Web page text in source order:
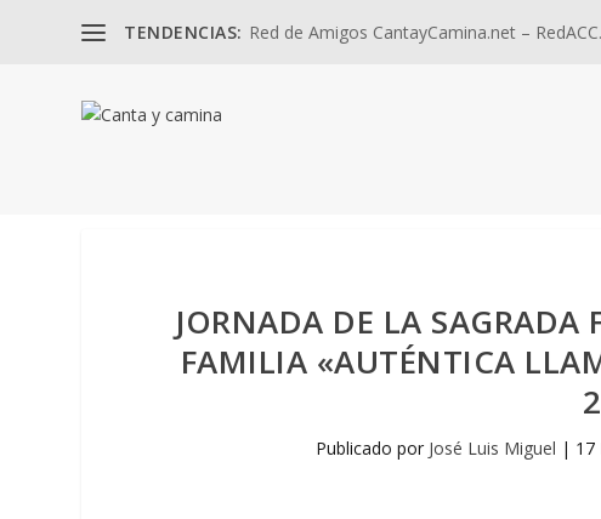
TENDENCIAS: Red de Amigos CantayCamina.net –
JORNADA DE LA
FAMILIA «AUTÉNTICA
Publicado por José Luis Miguel | 17